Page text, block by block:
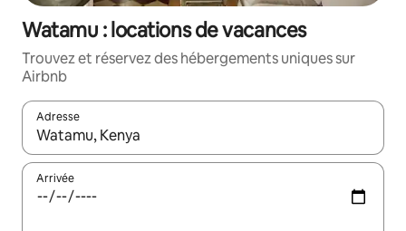
Watamu : locations de vacances
Trouvez et réservez des hébergements uniques sur
Airbnb
Adresse
Lorsque les résultats s'affichent, utilisez les flèches vers le
Arrivée